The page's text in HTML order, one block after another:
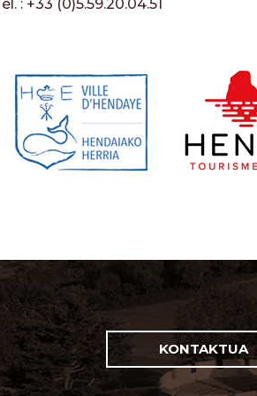
Tél. : +33 (0)5.59.20.04.51
KONTAKTUA